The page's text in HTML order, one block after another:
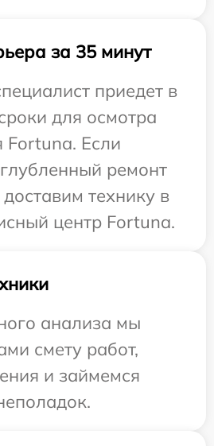
за 35 минут
приедет в
для осмотра
Fortuna. Если
ремонт
технику в
центр Fortuna.
анализа мы
смету работ,
и займемся